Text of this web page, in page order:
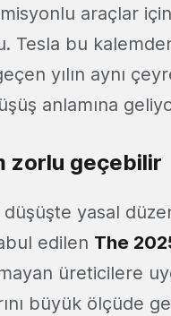
araçlar
Tesla bu
yılın aynı
anlamına
zorlu geçebilir
yasal
edilen The
üreticilere
büyük ölçüde